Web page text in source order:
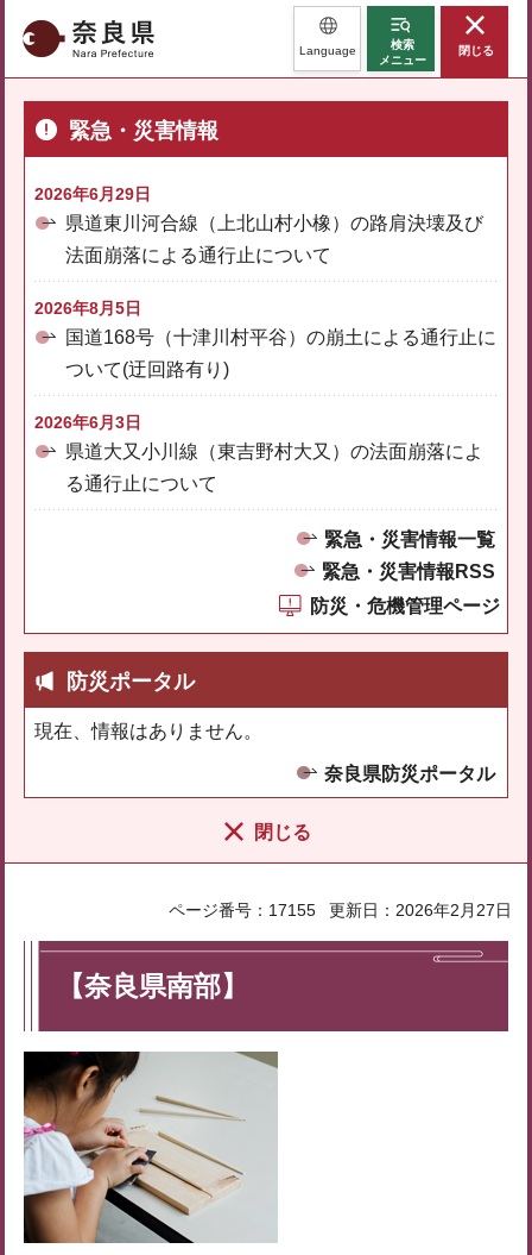
奈良県 Language
検索
メニュー
閉じる
緊急・災害情報
2026年6月29日
県道東川河合線（上北山村小橡）の路肩決壊及び
法面崩落による通行止について
2026年8月5日
国道168号（十津川村平谷）の崩土による通行止に
ついて(迂回路有り)
2026年6月3日
県道大又小川線（東吉野村大又）の法面崩落によ
る通行止について
緊急・災害情報一覧
緊急・災害情報RSS
防災・危機管理ページ
防災ポータル
現在、情報はありません。
奈良県防災ポータル
閉じる
ページ番号：17155 更新日：2026年2月27日
【奈良県南部】